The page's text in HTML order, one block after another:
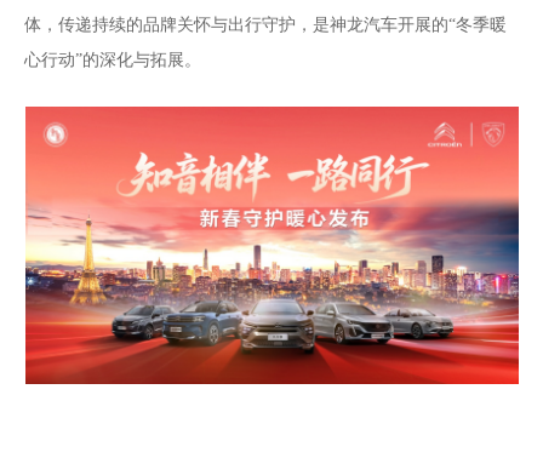
体，传递持续的品牌关怀与出行守护，是神龙汽车开展的“冬季暖
心行动”的深化与拓展。